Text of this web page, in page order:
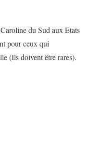
du Sud aux Etats
pour ceux qui
(Ils doivent être rares).